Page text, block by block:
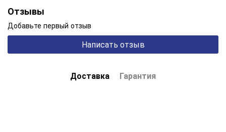
отсутствии сигнала.
Технические характеристики:
Товары в категориях
Отзывы
Добавьте первый отзыв
Написать отзыв
Доставка Гарантия